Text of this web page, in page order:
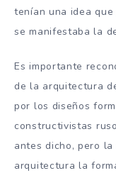
tenían una idea
se manifestaba la
Es importante
de la arquitectura
por los diseños
constructivistas
antes dicho, pero
arquitectura la